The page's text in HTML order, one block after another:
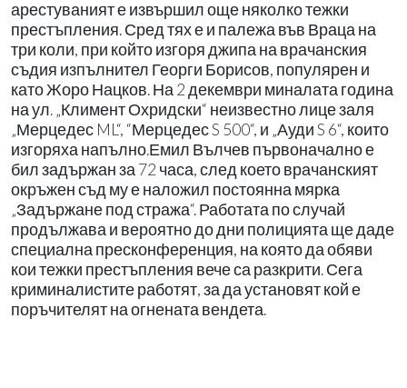
арестуваният е извършил още няколко тежки
престъпления. Сред тях е и палежа във Враца на
три коли, при който изгоря джипа на врачанския
съдия изпълнител Георги Борисов, популярен и
като Жоро Нацков. На 2 декември миналата година
на ул. „Климент Охридски“ неизвестно лице заля
„Мерцедес ML“, “Мерцедес S 500“, и „Ауди S 6“, които
изгоряха напълно.Емил Вълчев първоначално е
бил задържан за 72 часа, след което врачанският
окръжен съд му е наложил постоянна мярка
„Задържане под стража“. Работата по случай
продължава и вероятно до дни полицията ще даде
специална пресконференция, на която да обяви
кои тежки престъпления вече са разкрити. Сега
криминалистите работят, за да установят кой е
поръчителят на огнената вендета.